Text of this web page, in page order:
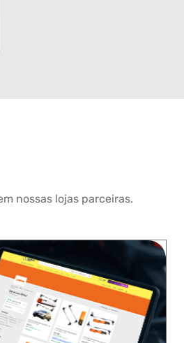
nossas lojas parceiras.